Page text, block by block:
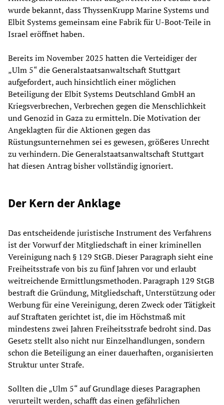
wurde bekannt, dass ThyssenKrupp Marine Systems und
Elbit Systems gemeinsam eine Fabrik für U-Boot-Teile in
Israel eröffnet haben.
Bereits im November 2025 hatten die Verteidiger der
„Ulm 5“ die Generalstaatsanwaltschaft Stuttgart
aufgefordert, auch hinsichtlich einer möglichen
Beteiligung der Elbit Systems Deutschland GmbH an
Kriegsverbrechen, Verbrechen gegen die Menschlichkeit
und Genozid in Gaza zu ermitteln. Die Motivation der
Angeklagten für die Aktionen gegen das
Rüstungsunternehmen sei es gewesen, größeres Unrecht
zu verhindern. Die Generalstaatsanwaltschaft Stuttgart
hat diesen Antrag bisher vollständig ignoriert.
Der Kern der Anklage
Das entscheidende juristische Instrument des Verfahrens
ist der Vorwurf der Mitgliedschaft in einer kriminellen
Vereinigung nach § 129 StGB. Dieser Paragraph sieht eine
Freiheitsstrafe von bis zu fünf Jahren vor und erlaubt
weitreichende Ermittlungsmethoden. Paragraph 129 StGB
bestraft die Gründung, Mitgliedschaft, Unterstützung oder
Werbung für eine Vereinigung, deren Zweck oder Tätigkeit
auf Straftaten gerichtet ist, die im Höchstmaß mit
mindestens zwei Jahren Freiheitsstrafe bedroht sind. Das
Gesetz stellt also nicht nur Einzelhandlungen, sondern
schon die Beteiligung an einer dauerhaften, organisierten
Struktur unter Strafe.
Sollten die „Ulm 5“ auf Grundlage dieses Paragraphen
verurteilt werden, schafft das einen gefährlichen